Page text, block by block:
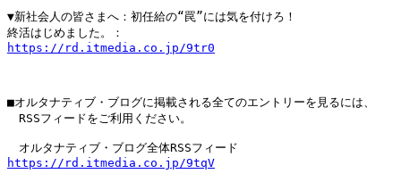
▼新社会人の皆さまへ：初任給の“罠”には気を付けろ！
https://rd.itmedia.co.jp/9tr0
■オルタナティブ・ブログに掲載される全てのエントリーを見るには、
RSSフィードをご利用ください。
https://rd.itmedia.co.jp/9tqV